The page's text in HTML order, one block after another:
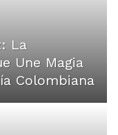
La
Une Magia
Colombiana